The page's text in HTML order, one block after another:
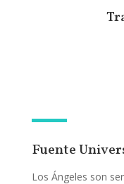
Fuente
Los Ángeles son